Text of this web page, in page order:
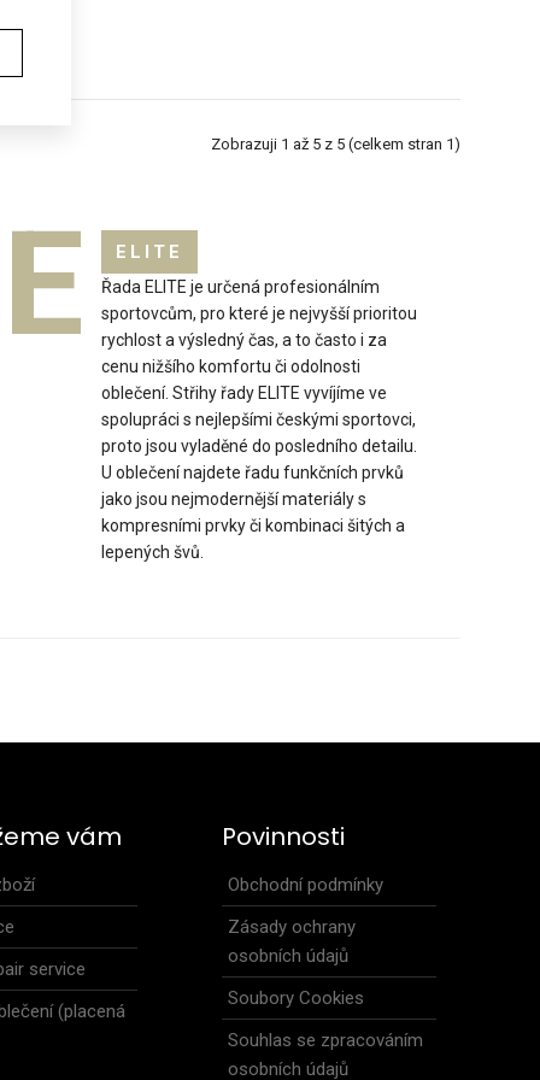
bunda má polopřiléhavý střih, který tvarově vyhovuje jako
Zobrazuji 1 až 5 z 5 (celkem stran 1)
E ELITE
Řada ELITE je určená profesionálním
sportovcům, pro které je nejvyšší prioritou
rychlost a výsledný čas, a to často i za
cenu nižšího komfortu či odolnosti
oblečení. Střihy řady ELITE vyvíjíme ve
spolupráci s nejlepšími českými sportovci,
proto jsou vyladěné do posledního detailu.
U oblečení najdete řadu funkčních prvků
jako jsou nejmodernější materiály s
kompresními prvky či kombinaci šitých a
lepených švů.
vám
service
(placená
Povinnosti
Obchodní podmínky
Zásady ochrany
osobních údajů
Soubory Cookies
Souhlas se zpracováním
osobních údajů